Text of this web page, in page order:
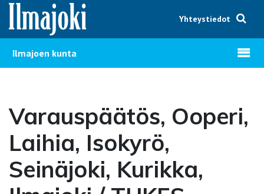
Hyppää sisältöön
Yhteystiedot
Ilmajoen kunta Avaa
Varauspäätös, Ooperi,
Laihia, Isokyrö,
Seinäjoki, Kurikka,